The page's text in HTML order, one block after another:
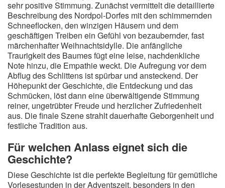
sehr positive Stimmung. Zunächst vermittelt die detaillierte
Beschreibung des Nordpol-Dorfes mit den schimmernden
Schneeflocken, den winzigen Häusern und dem
geschäftigen Treiben ein Gefühl von bezaubernder, fast
märchenhafter Weihnachtsidylle. Die anfängliche
Traurigkeit des Baumes fügt eine leise, nachdenkliche
Note hinzu, die Empathie weckt. Die Aufregung vor dem
Abflug des Schlittens ist spürbar und ansteckend. Der
Höhepunkt der Geschichte, die Entdeckung und das
Schmücken, löst dann eine überwältigende Stimmung
reiner, ungetrübter Freude und herzlicher Zufriedenheit
aus. Die finale Szene strahlt dauerhafte Geborgenheit und
festliche Tradition aus.
Für welchen Anlass eignet sich die
Geschichte?
Diese Geschichte ist die perfekte Begleitung für gemütliche
Vorlesestunden in der Adventszeit, besonders in den